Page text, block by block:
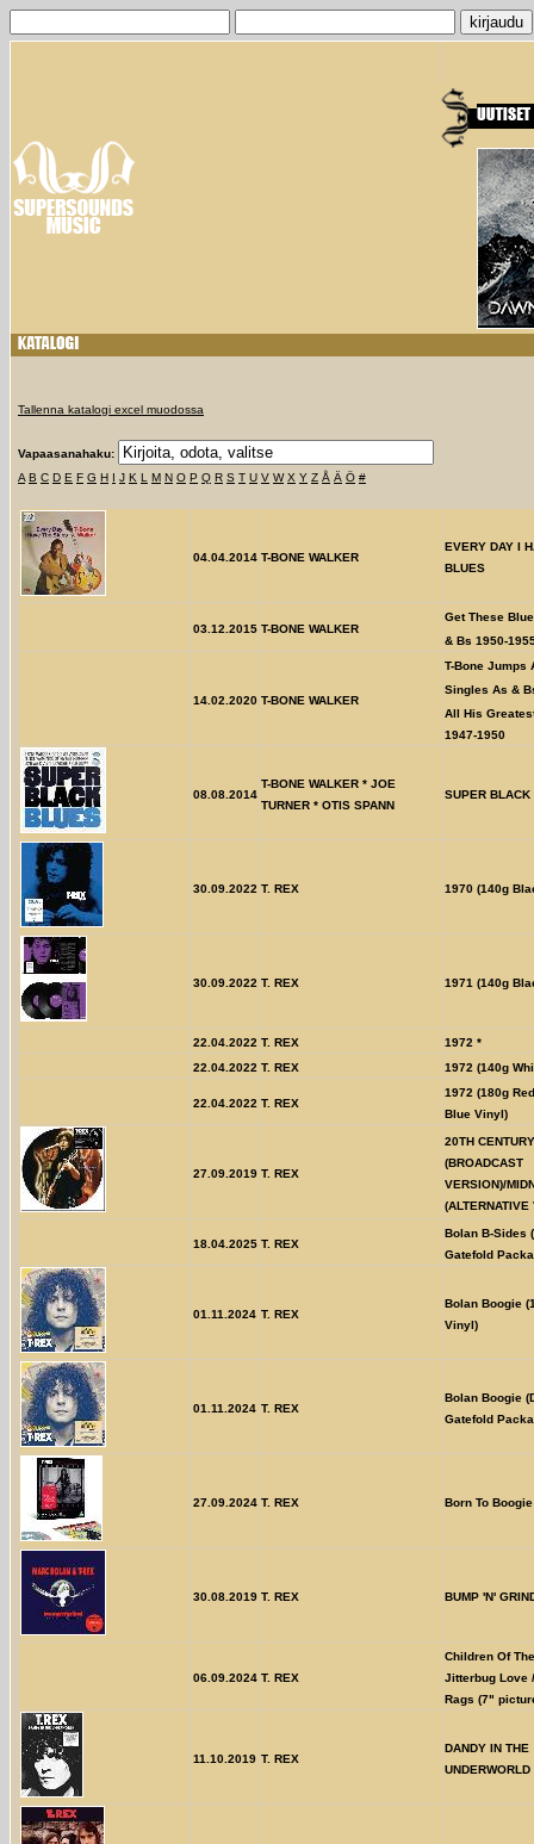
Tallenna katalogi excel muodossa
Vapaasanahaku:
A B C D E F G H I J K L M N O P Q R S T U V W X Y Z Å Ä Ö #
04.04.2014 T-BONE WALKER
EVERY DAY I
BLUES
03.12.2015 T-BONE WALKER
Get These
& Bs 1950-
14.02.2020 T-BONE WALKER
T-Bone Jumps
Singles As &
All His
1947-1950
08.08.2014
T-BONE WALKER * JOE
TURNER * OTIS SPANN
SUPER BLACK
30.09.2022 T. REX 1970 (140g
30.09.2022 T. REX 1971 (140g
22.04.2022 T. REX
1972 *
22.04.2022 T. REX 1972 (140g
22.04.2022 T. REX
1972 (180g
Blue Vinyl)
27.09.2019 T. REX
20TH
(BROADCAST
VERSION)/
(ALTERNATIVE
18.04.2025 T. REX
Bolan B-Sides
Gatefold
01.11.2024 T. REX
Bolan Boogie
Vinyl)
01.11.2024 T. REX
Bolan Boogie
Gatefold
27.09.2024 T. REX Born To
30.08.2019 T. REX BUMP 'N'
06.09.2024 T. REX
Children Of
Jitterbug Love
Rags (7"
11.10.2019 T. REX
DANDY IN THE
UNDERWORLD